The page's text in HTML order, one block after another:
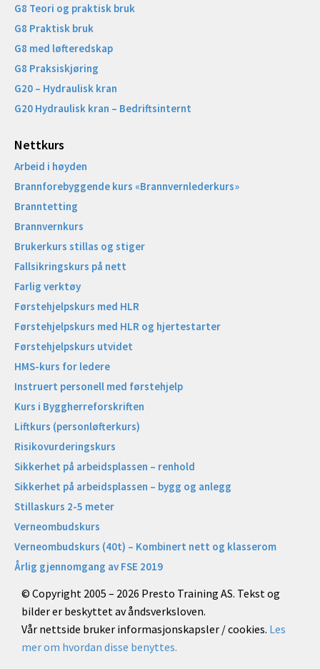
G8 Teori og praktisk bruk
G8 Praktisk bruk
G8 med løfteredskap
G8 Praksiskjøring
G20 – Hydraulisk kran
G20 Hydraulisk kran – Bedriftsinternt
Nettkurs
Arbeid i høyden
Brannforebyggende kurs «Brannvernlederkurs»
Branntetting
Brannvernkurs
Brukerkurs stillas og stiger
Fallsikringskurs på nett
Farlig verktøy
Førstehjelpskurs med HLR
Førstehjelpskurs med HLR og hjertestarter
Førstehjelpskurs utvidet
HMS-kurs for ledere
Instruert personell med førstehjelp
Kurs i Byggherreforskriften
Liftkurs (personløfterkurs)
Risikovurderingskurs
Sikkerhet på arbeidsplassen – renhold
Sikkerhet på arbeidsplassen – bygg og anlegg
Stillaskurs 2-5 meter
Verneombudskurs
Verneombudskurs (40t) – Kombinert nett og klasserom
Årlig gjennomgang av FSE 2019
© Copyright 2005 – 2026 Presto Training AS. Tekst og
bilder er beskyttet av åndsverksloven.
Vår nettside bruker informasjonskapsler / cookies. Les
mer om hvordan disse benyttes.